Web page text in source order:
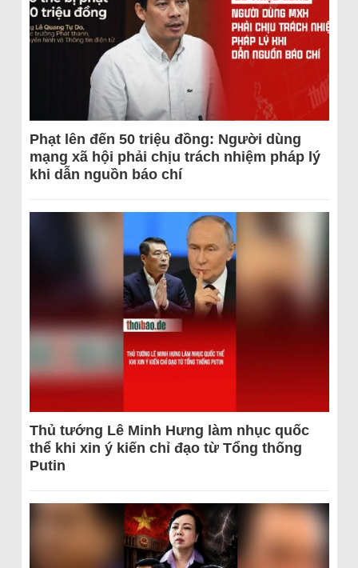
Phạt lên đến 50 triệu đồng: Người dùng
mạng xã hội phải chịu trách nhiệm pháp lý
khi dẫn nguồn báo chí
Thủ tướng Lê Minh Hưng làm nhục quốc
thể khi xin ý kiến chỉ đạo từ Tổng thống
Putin